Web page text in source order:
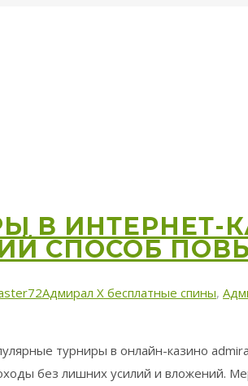
В ИНТЕРНЕТ-
СПОСОБ
Адмирал Х бесплатные спины,
турниры в онлайн-казино
без лишних усилий и вложений.